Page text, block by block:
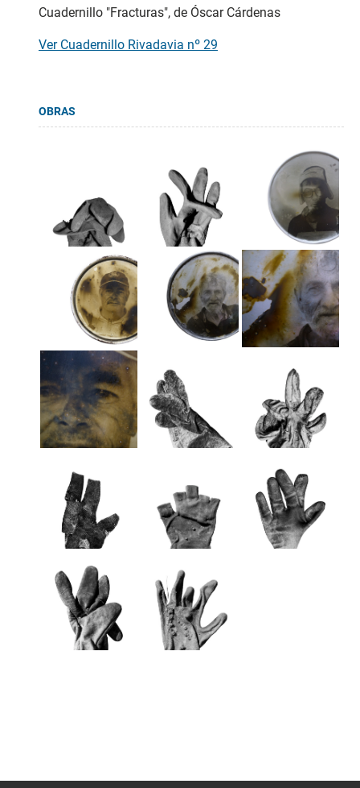
Cuadernillo "Fracturas", de Óscar Cárdenas
Ver Cuadernillo Rivadavia nº 29
OBRAS